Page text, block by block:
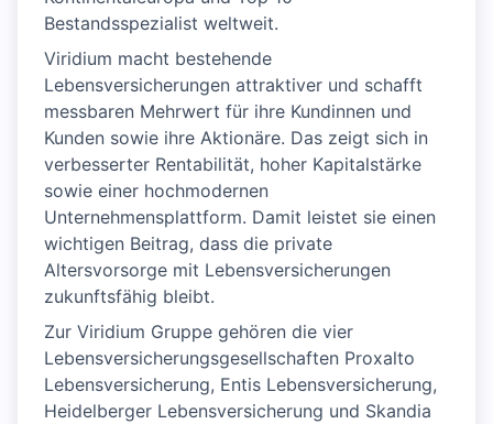
Bestandsspezialist weltweit.
Viridium macht bestehende
Lebensversicherungen attraktiver und schafft
messbaren Mehrwert für ihre Kundinnen und
Kunden sowie ihre Aktionäre. Das zeigt sich in
verbesserter Rentabilität, hoher Kapitalstärke
sowie einer hochmodernen
Unternehmensplattform. Damit leistet sie einen
wichtigen Beitrag, dass die private
Altersvorsorge mit Lebensversicherungen
zukunftsfähig bleibt.
Zur Viridium Gruppe gehören die vier
Lebensversicherungsgesellschaften Proxalto
Lebensversicherung, Entis Lebensversicherung,
Heidelberger Lebensversicherung und Skandia